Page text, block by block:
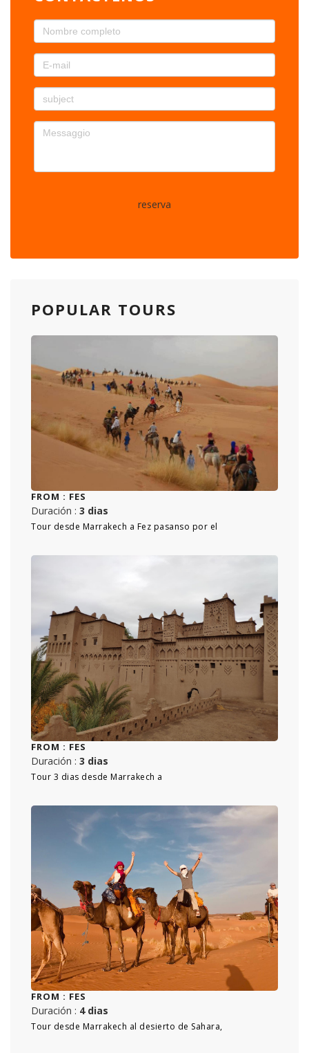
reserva
POPULAR TOURS
FROM : FES
Duración : 3 dias
Tour desde Marrakech a Fez pasanso por el
FROM : FES
Duración : 3 dias
Tour 3 dias desde Marrakech a
FROM : FES
Duración : 4 dias
Tour desde Marrakech al desierto de Sahara,